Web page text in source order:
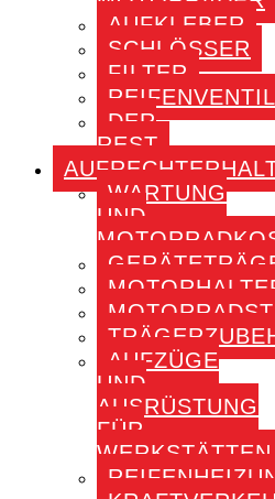
AUFKLEBER
SCHLÖSSER
FILTER
DER
REST
WARTUNG
UND
AUFZÜGE
UND
AUSRÜSTUNG
FÜR
WERKSTÄTTEN